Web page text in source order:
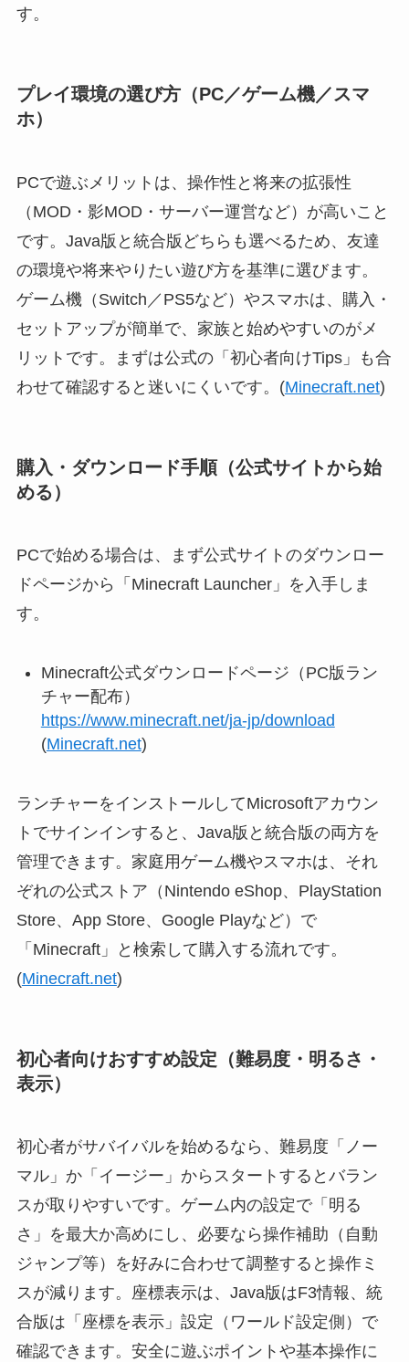
す。
プレイ環境の選び方（PC／ゲーム機／スマ
ホ）
PCで遊ぶメリットは、操作性と将来の拡張性
（MOD・影MOD・サーバー運営など）が高いこと
です。Java版と統合版どちらも選べるため、友達
の環境や将来やりたい遊び方を基準に選びます。
ゲーム機（Switch／PS5など）やスマホは、購入・
セットアップが簡単で、家族と始めやすいのがメ
リットです。まずは公式の「初心者向けTips」も合
わせて確認すると迷いにくいです。(Minecraft.net)
購入・ダウンロード手順（公式サイトから始
める）
PCで始める場合は、まず公式サイトのダウンロー
ドページから「Minecraft Launcher」を入手しま
す。
Minecraft公式ダウンロードページ（PC版ラン
チャー配布）
https://www.minecraft.net/ja-jp/download
(Minecraft.net)
ランチャーをインストールしてMicrosoftアカウン
トでサインインすると、Java版と統合版の両方を
管理できます。家庭用ゲーム機やスマホは、それ
ぞれの公式ストア（Nintendo eShop、PlayStation
Store、App Store、Google Playなど）で
「Minecraft」と検索して購入する流れです。
(Minecraft.net)
初心者向けおすすめ設定（難易度・明るさ・
表示）
初心者がサバイバルを始めるなら、難易度「ノー
マル」か「イージー」からスタートするとバラン
スが取りやすいです。ゲーム内の設定で「明る
さ」を最大か高めにし、必要なら操作補助（自動
ジャンプ等）を好みに合わせて調整すると操作ミ
スが減ります。座標表示は、Java版はF3情報、統
合版は「座標を表示」設定（ワールド設定側）で
確認できます。安全に遊ぶポイントや基本操作に